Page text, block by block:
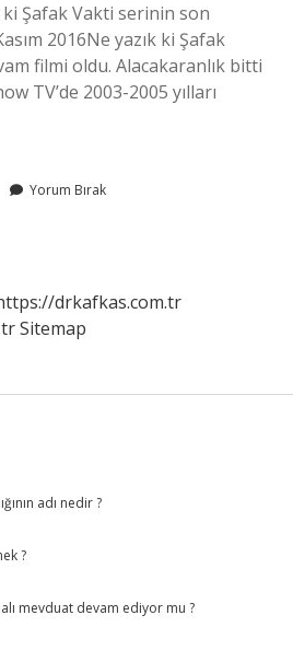
ki Şafak Vakti serinin son
2016Ne yazık ki Şafak
filmi oldu. Alacakaranlık bitti
TV’de 2003-2005 yılları
Yorum Bırak
drkafkas.com.tr
Sitemap
adı nedir ?
?
mevduat devam ediyor mu ?